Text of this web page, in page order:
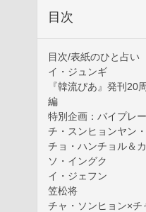
目次
目次/表紙のひと占い
イ・ジュンギ
『韓流ぴあ』発刊
編
特別企画：バイプレ
チ・スンヒョンヤン
チョ・ハンチョル＆
ソ・イングク
イ・ジェフン
笠松将
チャ・ソンヒョン×